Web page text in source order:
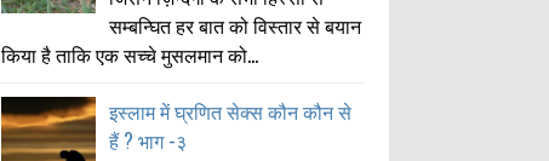
सम्बन्घित हर बात को विस्तार से बयान
किया है ताकि एक सच्चे मुसलमान को...
इस्लाम में घ्रणित सेक्स कौन कौन से
हैं ? भाग -३